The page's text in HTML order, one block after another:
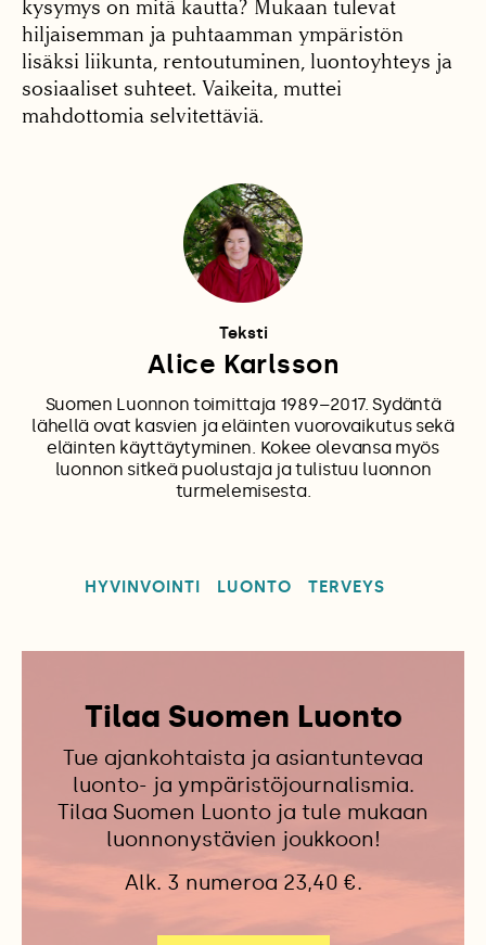
kysymys on mitä kautta? Mukaan tulevat
hiljaisemman ja puhtaamman ympäristön
lisäksi liikunta, rentoutuminen, luontoyhteys ja
sosiaaliset suhteet. Vaikeita, muttei
mahdottomia selvitettäviä.
Teksti
Alice Karlsson
Suomen Luonnon toimittaja 1989–2017. Sydäntä
lähellä ovat kasvien ja eläinten vuorovaikutus sekä
eläinten käyttäytyminen. Kokee olevansa myös
luonnon sitkeä puolustaja ja tulistuu luonnon
turmelemisesta.
HYVINVOINTI LUONTO TERVEYS
Tilaa Suomen Luonto
Tue ajankohtaista ja asiantuntevaa
luonto- ja ympäristöjournalismia.
Tilaa Suomen Luonto ja tule mukaan
luonnonystävien joukkoon!
Alk. 3 numeroa 23,40 €.